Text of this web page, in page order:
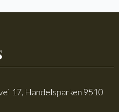
17, Handelsparken 9510